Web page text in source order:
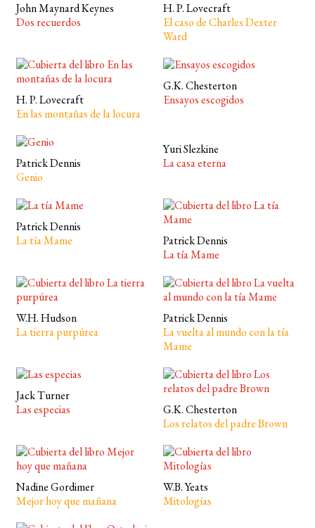
John Maynard Keynes
Dos recuerdos
H. P. Lovecraft
El caso de Charles Dexter
Ward
H. P. Lovecraft
En las montañas de la locura
G.K. Chesterton
Ensayos escogidos
Patrick Dennis
Genio
Yuri Slezkine
La casa eterna
Patrick Dennis
La tía Mame
Patrick Dennis
La tía Mame
W.H. Hudson
La tierra purpúrea
Patrick Dennis
La vuelta al mundo con la tía
Mame
Jack Turner
Las especias
G.K. Chesterton
Los relatos del padre Brown
Nadine Gordimer
Mejor hoy que mañana
W.B. Yeats
Mitologías